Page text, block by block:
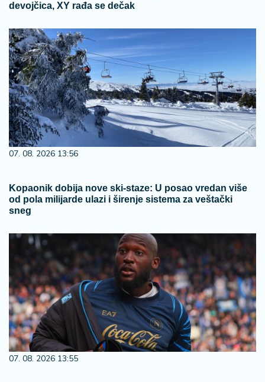
devojčica, XY rađa se dečak
07. 08. 2026 13:56
Kopaonik dobija nove ski-staze: U posao vredan više
od pola milijarde ulazi i širenje sistema za veštački
sneg
07. 08. 2026 13:55